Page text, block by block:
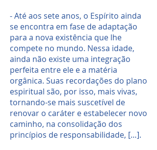
- Até aos sete anos, o Espírito ainda
se encontra em fase de adaptação
para a nova existência que lhe
compete no mundo. Nessa idade,
ainda não existe uma integração
perfeita entre ele e a matéria
orgânica. Suas recordações do plano
espiritual são, por isso, mais vivas,
tornando-se mais suscetível de
renovar o caráter e estabelecer novo
caminho, na consolidação dos
princípios de responsabilidade, […].